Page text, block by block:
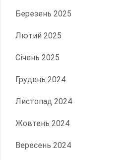
Березень 2025
Лютий 2025
Січень 2025
Грудень 2024
Листопад 2024
Жовтень 2024
Вересень 2024